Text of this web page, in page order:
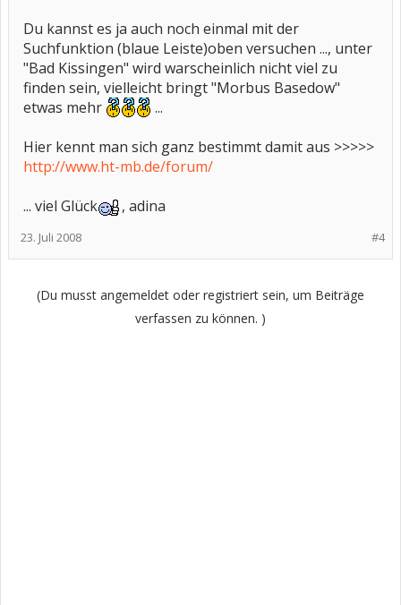
Du kannst es ja auch noch einmal mit der
Suchfunktion (blaue Leiste)oben versuchen ..., unter
"Bad Kissingen" wird warscheinlich nicht viel zu
finden sein, vielleicht bringt "Morbus Basedow"
etwas mehr
...
Hier kennt man sich ganz bestimmt damit aus >>>>>
http://www.ht-mb.de/forum/
... viel Glück
, adina
#4
23. Juli 2008
(Du musst angemeldet oder registriert sein, um Beiträge
verfassen zu können. )